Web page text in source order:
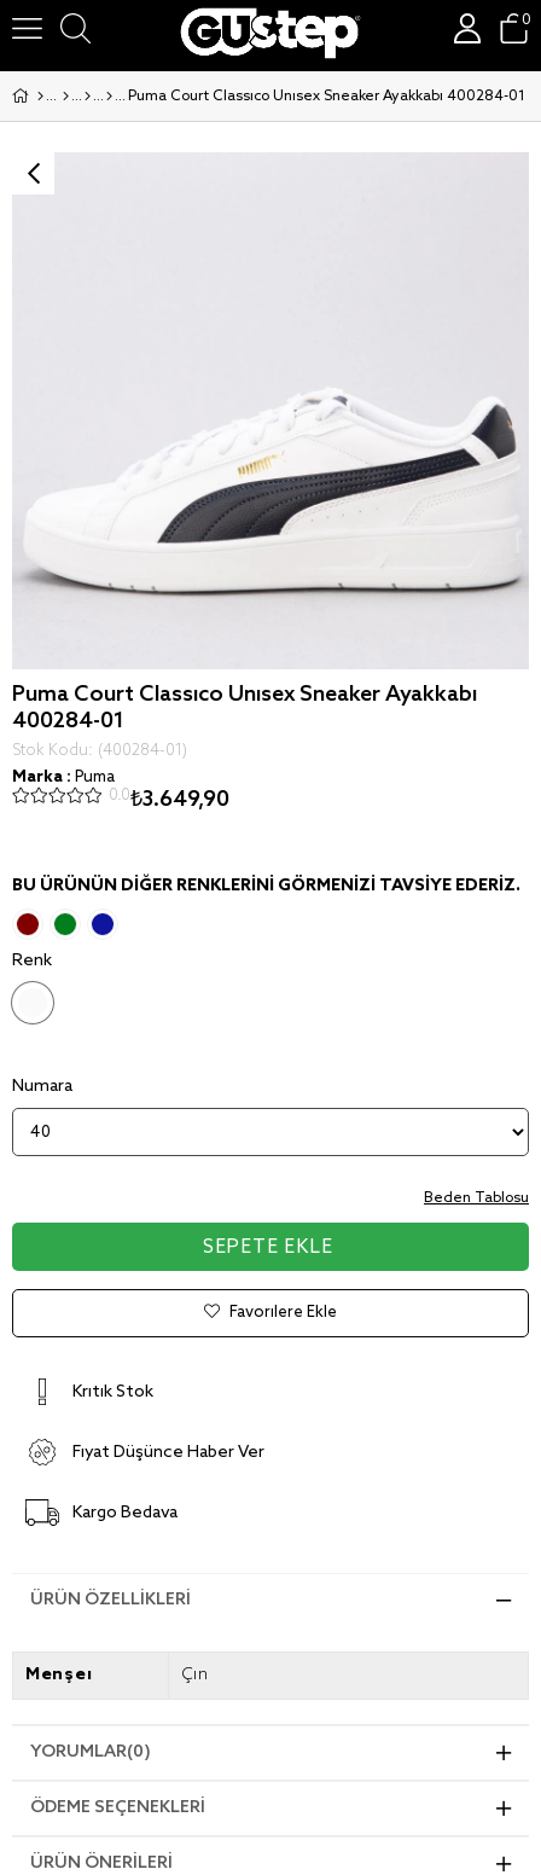
0
Puma Court Classico Unisex Sneaker Ayakkabı 400284-01
Puma Court Classico Unisex Sneaker Ayakkabı
400284-01
Stok Kodu
(400284-01)
Marka : Puma
0.0₺3.649,90
BU ÜRÜNÜN DIĞER RENKLERINI GÖRMENIZI TAVSIYE EDERIZ.
Renk
Numara
Beden Tablosu
Favorilere Ekle
Kritik Stok
Fiyat Düşünce Haber Ver
Kargo Bedava
ÜRÜN ÖZELLIKLERI
Menşei Çin
YORUMLAR(0)
ÖDEME SEÇENEKLERI
ÜRÜN ÖNERILERI